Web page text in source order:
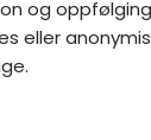
og oppfølging
eller